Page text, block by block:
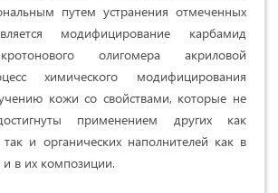
путем устранения отмеченных
модифицирование карбамид
кротонового олигомера акриловой
химического модифицирования
кожи со свойствами, которые не
применением других как
так и органических наполнителей как в
и в их композиции.